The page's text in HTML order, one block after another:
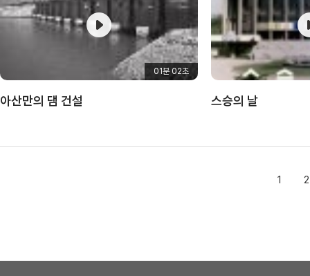
01분 02초
아산만의 댐 건설 스승의 날
1 2